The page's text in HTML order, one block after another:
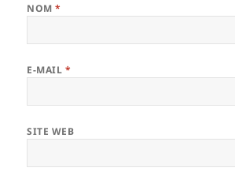
NOM*
E-MAIL *
SITE WEB